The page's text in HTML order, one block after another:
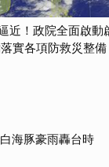
近！政院全面啟動
實各項防救災整備
海豚豪雨轟台時